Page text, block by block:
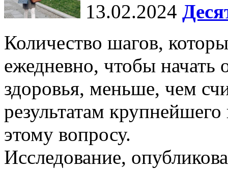
13.02.2024
Количество шагов,
ежедневно, чтобы начать
здоровья, меньше, чем
результатам
этому вопросу.
Исследование,